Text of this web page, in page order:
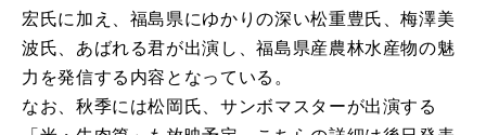
宏氏に加え、福島県にゆかりの深い松重豊氏、梅澤美
波氏、あばれる君が出演し、福島県産農林水産物の魅
力を発信する内容となっている。
なお、秋季には松岡氏、サンボマスターが出演する